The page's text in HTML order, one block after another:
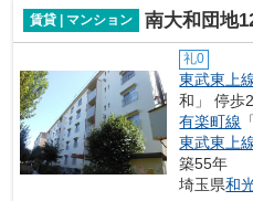
賃貸 | マンション 南大和団地
礼0
東武東上
和」 停歩
有楽町線
東武東上
築55年
埼玉県和